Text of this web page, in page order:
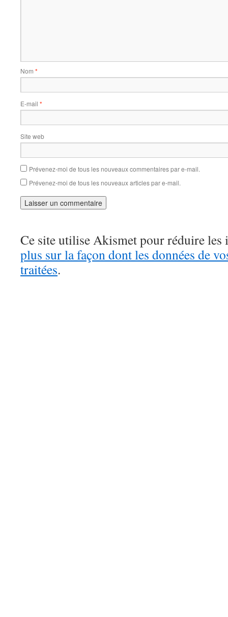
Nom *
E-mail *
Site web
Prévenez-moi de tous les nouveaux commentaires par e-mail.
Prévenez-moi de tous les nouveaux articles par e-mail.
Ce site utilise Akismet pour réduire les
plus sur la façon dont les données de
traitées.